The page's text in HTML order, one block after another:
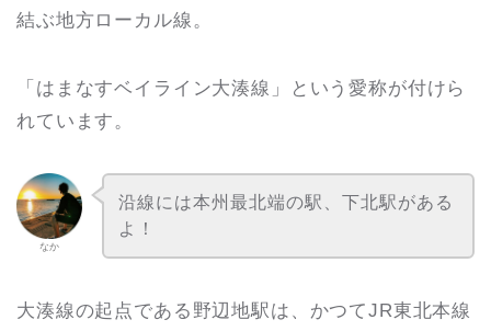
結ぶ地方ローカル線。
「はまなすベイライン大湊線」という愛称が付けら
れています。
なか
沿線には本州最北端の駅、下北駅がある
よ！
大湊線の起点である野辺地駅は、かつてJR東北本線